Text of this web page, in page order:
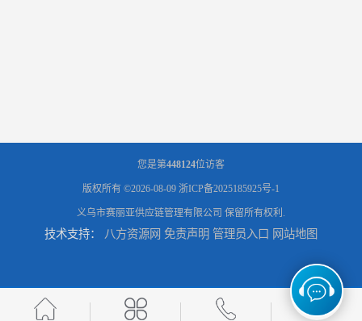
您是第448124位访客
版权所有 ©2026-08-09 浙ICP备2025185925号-1
义乌市赛丽亚供应链管理有限公司 保留所有权利.
技术支持： 八方资源网 免责声明 管理员入口 网站地图